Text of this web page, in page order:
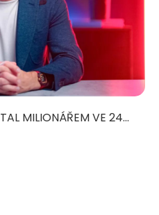
MILIONÁŘEM VE 24...